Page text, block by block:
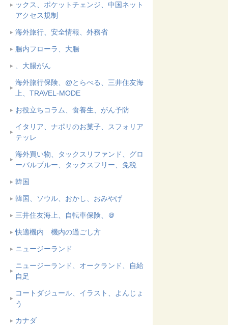
ックス、ポケットチェンジ、中国ネット
アクセス規制
海外旅行、安全情報、外務省
腸内フローラ、大腸
、大腸がん
海外旅行保険、@とらべる、三井住友海
上、TRAVEL-MODE
お役立ちコラム、食養生、がん予防
イタリア、ナポリのお菓子、スフォリア
テッレ
海外買い物、タックスリファンド、グロ
ーバルブルー、タックスフリー、免税
韓国
韓国、ソウル、おかし、おみやげ
三井住友海上、自転車保険、＠
快適機内 機内の過ごし方
ニュージーランド
ニュージーランド、オークランド、自給
自足
コートダジュール、イラスト、よんじょ
う
カナダ